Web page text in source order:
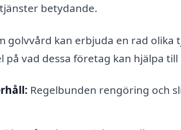
betydande.
golvvård kan erbjuda en rad olika
på vad dessa företag kan hjälpa till
Regelbunden rengöring och